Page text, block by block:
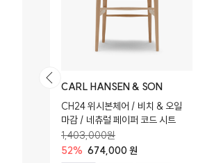
CARL HANSEN & SON
CH24 위시본체어 / 비치 & 오일
마감 / 네츄럴 페이퍼 코드 시트
1,403,000원
52% 674,000 원